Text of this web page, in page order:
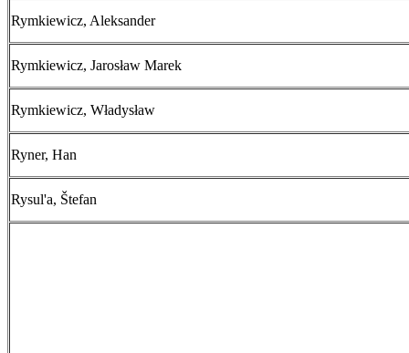
Rymkiewicz, Aleksander
Rymkiewicz, Jarosław Marek
Rymkiewicz, Władysław
Ryner, Han
Rysul'a, Štefan